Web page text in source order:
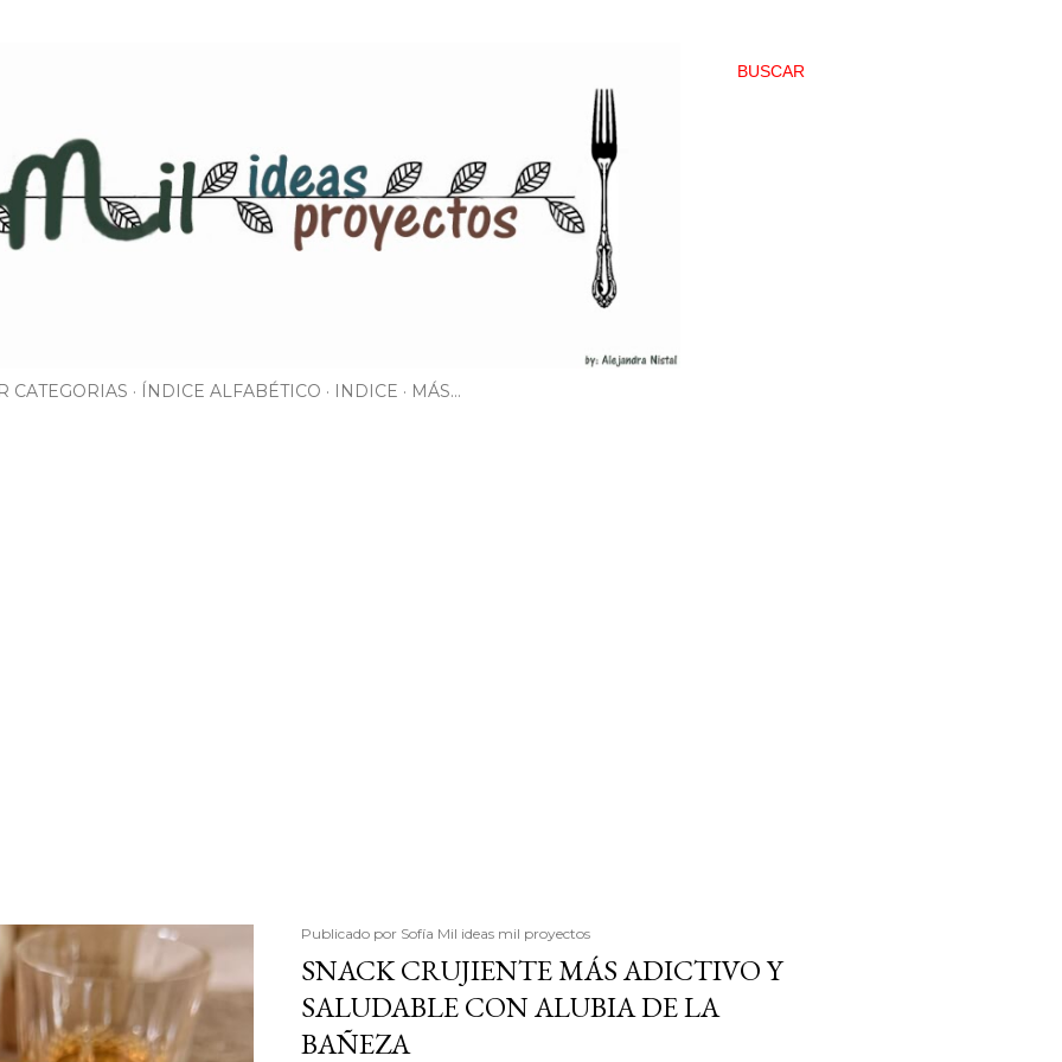
BUSCAR
CATEGORIAS ÍNDICE ALFABÉTICO INDICE MÁS…
Publicado por Sofía Mil ideas mil proyectos
SNACK CRUJIENTE MÁS ADICTIVO Y
SALUDABLE CON ALUBIA DE LA
BAÑEZA